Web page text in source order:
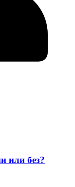
или без?